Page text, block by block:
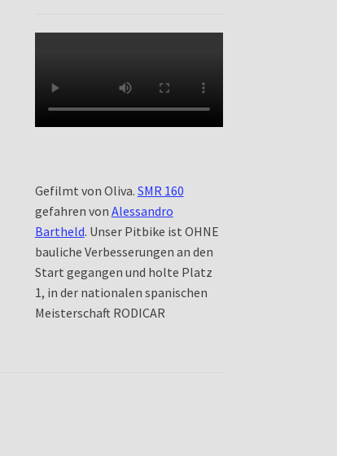
Gefilmt von Oliva. SMR 160
gefahren von Alessandro
Bartheld. Unser Pitbike ist OHNE
bauliche Verbesserungen an den
Start gegangen und holte Platz
1, in der nationalen spanischen
Meisterschaft RODICAR